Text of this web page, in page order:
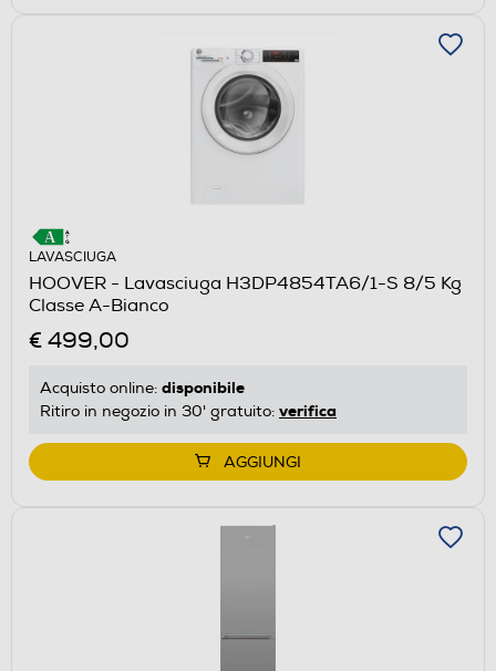
LAVASCIUGA
HOOVER - Lavasciuga H3DP4854TA6/1-S 8/5 Kg
Classe A-Bianco
€ 499,00
Acquisto online: disponibile
Ritiro in negozio in 30' gratuito: verifica
AGGIUNGI